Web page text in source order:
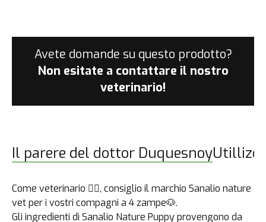
Avete domande su questo prodotto?
Non esitate a contattare il nostro
veterinario!
Il parere del dottor DuquesnoyUtillizo
Come veterinario 👩‍⚕️, consiglio il marchio Sanalio nature
vet per i vostri compagni a 4 zampe🐶.
Gli ingredienti di Sanalio Nature Puppy provengono da